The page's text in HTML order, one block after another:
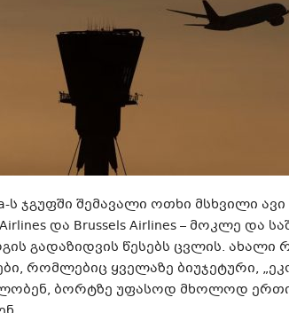
ს ჯგუფში შემავალი ოთხი მსხვილი ავი
და Brussels Airlines – მოკლე და
გადაზიდვის წესებს ცვლის. ახალი
რომლებიც ყველაზე ბიუჯეტური,
ბორტზე უფასოდ მხოლოდ ერთი